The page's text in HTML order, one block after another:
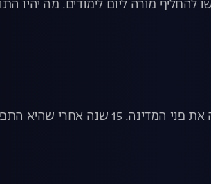
מורה ליום לימודים. מה יהיו
מה קרה מאחורי הקלעים של הפרשה